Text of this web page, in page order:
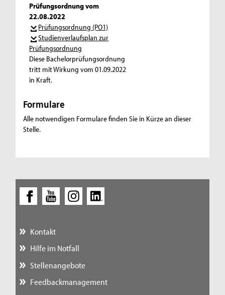
Prüfungsordnung vom
22.08.2022
Prüfungsordnung (PO1)
Studienverlaufsplan zur
Prüfungsordnung
Diese Bachelorprüfungsordnung
tritt mit Wirkung vom 01.09.2022
in Kraft.
Formulare
Alle notwendigen Formulare finden Sie in Kürze an dieser
Stelle.
Kontakt
Hilfe im Notfall
Stellenangebote
Feedbackmanagement